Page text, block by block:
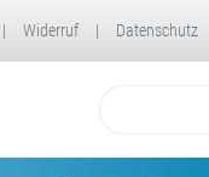
| Widerruf | Datenschutz